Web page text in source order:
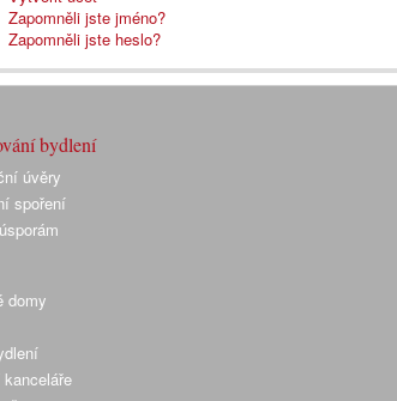
Zapomněli jste jméno?
Zapomněli jste heslo?
bydlení
úvěry
spoření
domy